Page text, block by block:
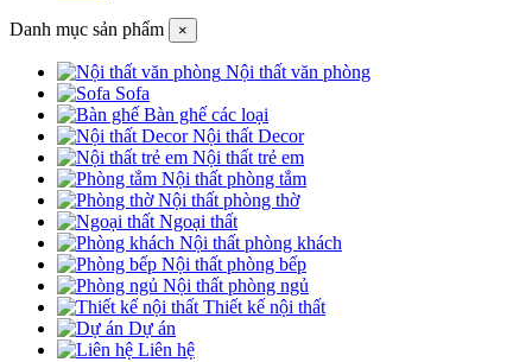
Danh mục sản phẩm ×
Nội thất văn phòng
Sofa
Bàn ghế các loại
Nội thất Decor
Nội thất trẻ em
Nội thất phòng tắm
Nội thất phòng thờ
Ngoại thất
Nội thất phòng khách
Nội thất phòng bếp
Nội thất phòng ngủ
Thiết kế nội thất
Dự án
Liên hệ